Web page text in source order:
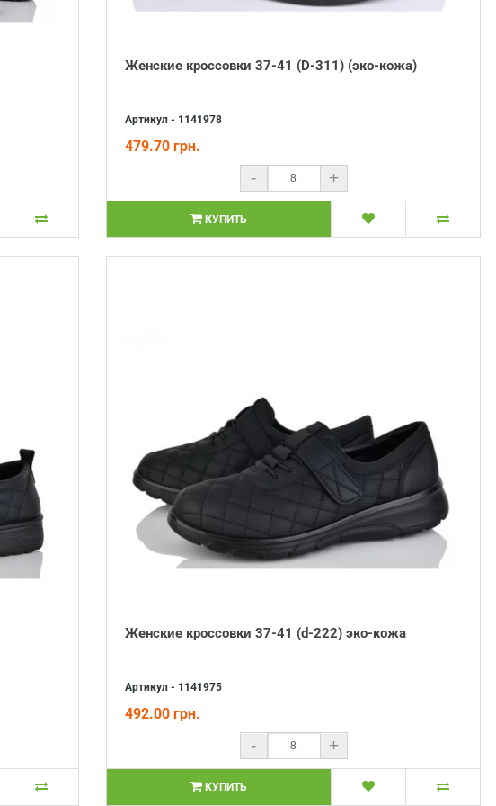
Женские кроссовки 37-41 (D-311) (эко-кожа)
Артикул - 1141978
479.70 грн.
- +
КУПИТЬ
Женские кроссовки 37-41 (d-222) эко-кожа
Артикул - 1141975
492.00 грн.
- +
КУПИТЬ